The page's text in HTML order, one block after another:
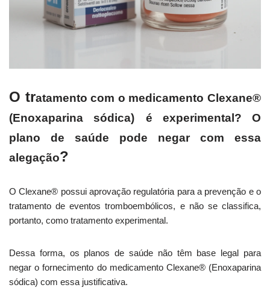
O tratamento com o medicamento Clexane®
(Enoxaparina sódica)
é experimental? O
plano de saúde pode negar com essa
alegação?
O Clexane® possui aprovação regulatória para a prevenção e o
tratamento de eventos tromboembólicos, e não se classifica,
portanto, como tratamento experimental.
Dessa forma, os planos de saúde não têm base legal para
negar o fornecimento do medicamento Clexane® (Enoxaparina
sódica) com essa justificativa.